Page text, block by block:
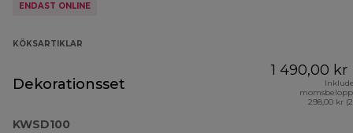
ENDAST ONLINE
KÖKSARTIKLAR
Dekorationsset
KWSD100
1 490,00 kr
298,00 kr